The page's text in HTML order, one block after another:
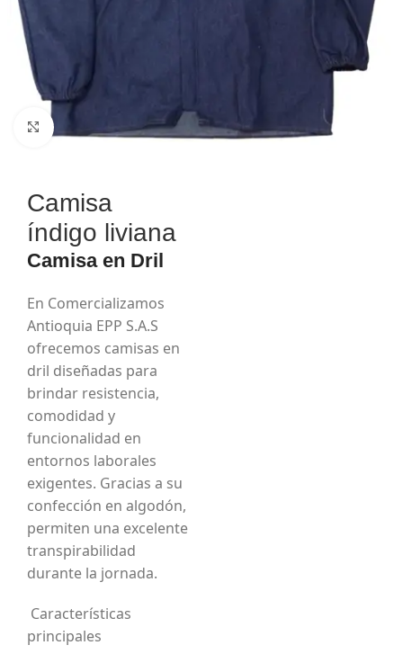
Haga Click para agrandar
Camisa
índigo liviana
Camisa en Dril
En Comercializamos
Antioquia EPP S.A.S
ofrecemos camisas en
dril diseñadas para
brindar resistencia,
comodidad y
funcionalidad en
entornos laborales
exigentes. Gracias a su
confección en algodón,
permiten una excelente
transpirabilidad
durante la jornada.
Características
principales